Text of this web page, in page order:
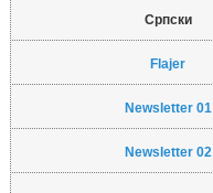
Српски
Flajer
Newsletter 01
Newsletter 02